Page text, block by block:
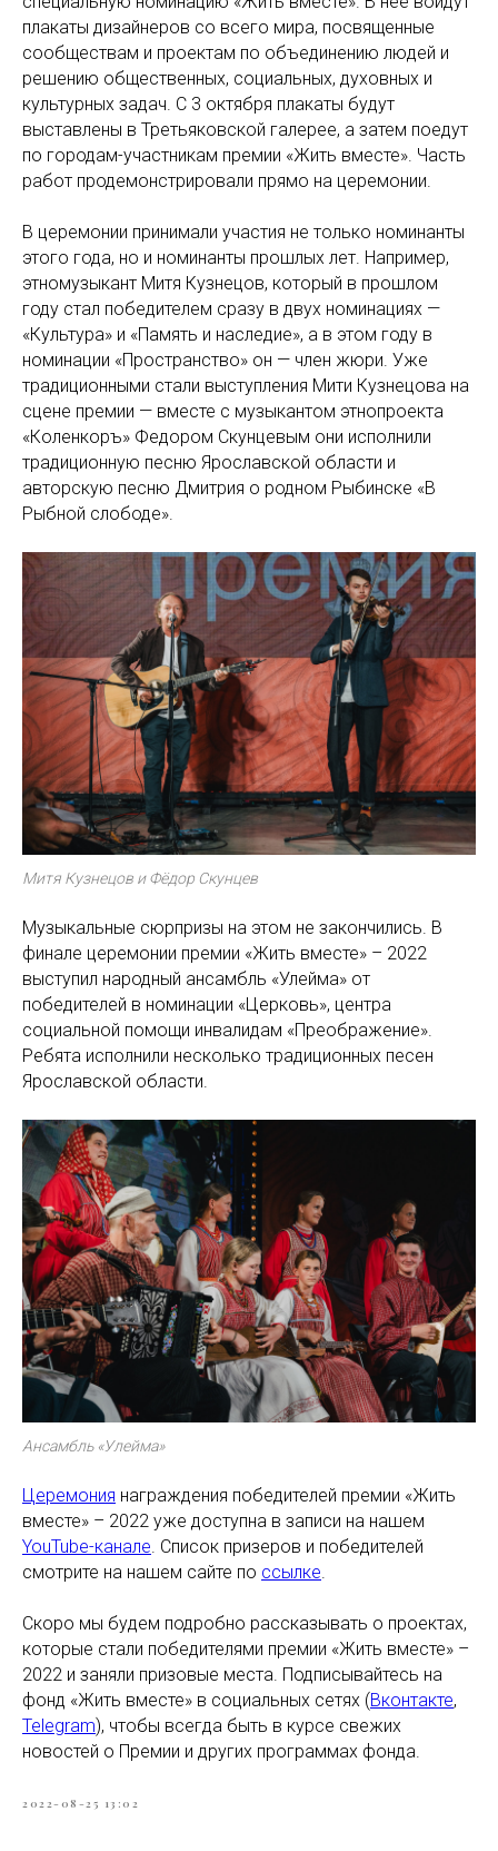
плакаты дизайнеров со всего мира, посвященные
сообществам и проектам по объединению людей и
решению общественных, социальных, духовных и
культурных задач. С 3 октября плакаты будут
выставлены в Третьяковской галерее, а затем поедут
по городам-участникам премии «Жить вместе». Часть
работ продемонстрировали прямо на церемонии.
В церемонии принимали участия не только номинанты
этого года, но и номинанты прошлых лет. Например,
этномузыкант Митя Кузнецов, который в прошлом
году стал победителем сразу в двух номинациях —
«Культура» и «Память и наследие», а в этом году в
номинации «Пространство» он — член жюри. Уже
традиционными стали выступления Мити Кузнецова на
сцене премии — вместе с музыкантом этнопроекта
«Коленкоръ» Федором Скунцевым они исполнили
традиционную песню Ярославской области и
авторскую песню Дмитрия о родном Рыбинске «В
Рыбной слободе».
Митя Кузнецов и Фёдор Скунцев
Музыкальные сюрпризы на этом не закончились. В
финале церемонии премии «Жить вместе» – 2022
выступил народный ансамбль «Улейма» от
победителей в номинации «Церковь», центра
социальной помощи инвалидам «Преображение».
Ребята исполнили несколько традиционных песен
Ярославской области.
Ансамбль «Улейма»
Церемония награждения победителей премии «Жить
вместе» – 2022 уже доступна в записи на нашем
YouTube-канале. Список призеров и победителей
смотрите на нашем сайте по ссылке.
Скоро мы будем подробно рассказывать о проектах,
которые стали победителями премии «Жить вместе» –
2022 и заняли призовые места. Подписывайтесь на
фонд «Жить вместе» в социальных сетях (Вконтакте,
Telegram), чтобы всегда быть в курсе свежих
новостей о Премии и других программах фонда.
2022-08-25 13:02